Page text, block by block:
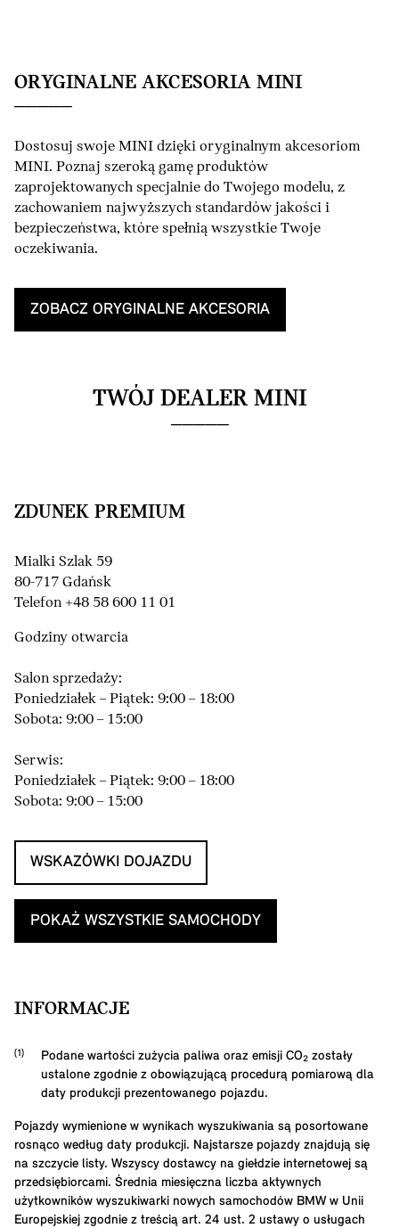
ORYGINALNE AKCESORIA MINI
Dostosuj swoje MINI dzięki oryginalnym akcesoriom
MINI. Poznaj szeroką gamę produktów
zaprojektowanych specjalnie do Twojego modelu, z
zachowaniem najwyższych standardów jakości i
bezpieczeństwa, które spełnią wszystkie Twoje
oczekiwania.
ZOBACZ ORYGINALNE AKCESORIA
TWÓJ DEALER MINI
ZDUNEK PREMIUM
Mialki Szlak 59
80-717 Gdańsk
Telefon +48 58 600 11 01
Godziny otwarcia
Salon sprzedaży:
Poniedziałek – Piątek: 9:00 – 18:00
Sobota: 9:00 – 15:00
Serwis:
Poniedziałek – Piątek: 9:00 – 18:00
Sobota: 9:00 – 15:00
WSKAZÓWKI DOJAZDU
POKAŻ WSZYSTKIE SAMOCHODY
INFORMACJE
Podane wartości zużycia paliwa oraz emisji CO₂ zostały
ustalone zgodnie z obowiązującą procedurą pomiarową dla
daty produkcji prezentowanego pojazdu.
Pojazdy wymienione w wynikach wyszukiwania są posortowane
rosnąco według daty produkcji. Najstarsze pojazdy znajdują się
na szczycie listy. Wszyscy dostawcy na giełdzie internetowej są
przedsiębiorcami. Średnia miesięczna liczba aktywnych
użytkowników wyszukiwarki nowych samochodów BMW w Unii
Europejskiej zgodnie z treścią art. 24 ust. 2 ustawy o usługach